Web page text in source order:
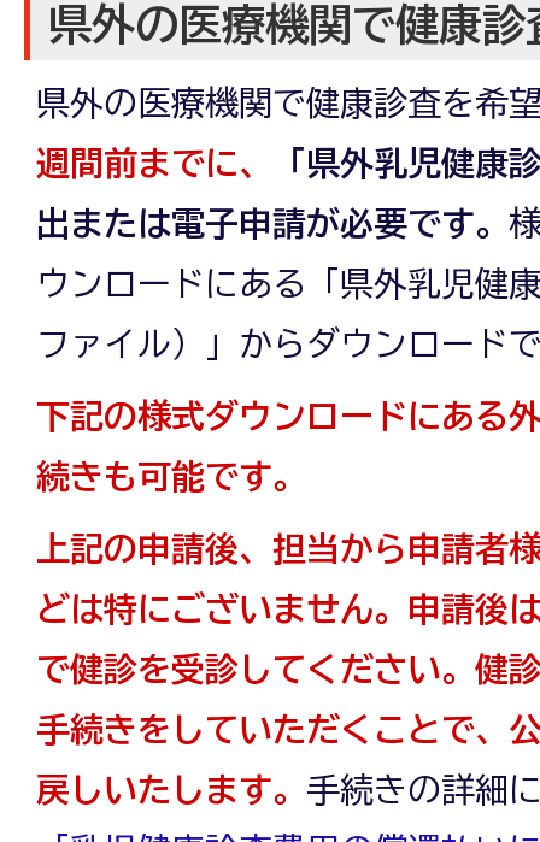
県外の医療機関で健康
県外の医療機関で健康診査を希
週間前までに、
「県外乳児健康
出または電子申請が必要です。
ウンロードにある「県外乳児健
ファイル）」からダウンロード
下記の様式ダウンロードにある
続きも可能です。
上記の申請後、担当から申請者
どは特にございません。申請後
で健診を受診してください。健
手続きをしていただくことで、
戻しいたします。 手続きの詳細